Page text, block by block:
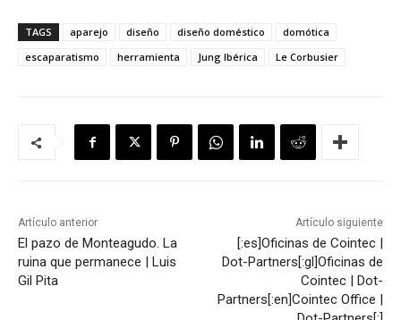
TAGS aparejo diseño diseño doméstico
domótica
escaparatismo
herramienta Jung Ibérica Le Corbusier
Artículo anterior
El pazo de Monteagudo. La
ruina que permanece | Luis
Gil Pita
Artículo siguiente
[:es]Oficinas de Cointec |
Dot-Partners[:gl]Oficinas de
Cointec | Dot-
Partners[:en]Cointec Office |